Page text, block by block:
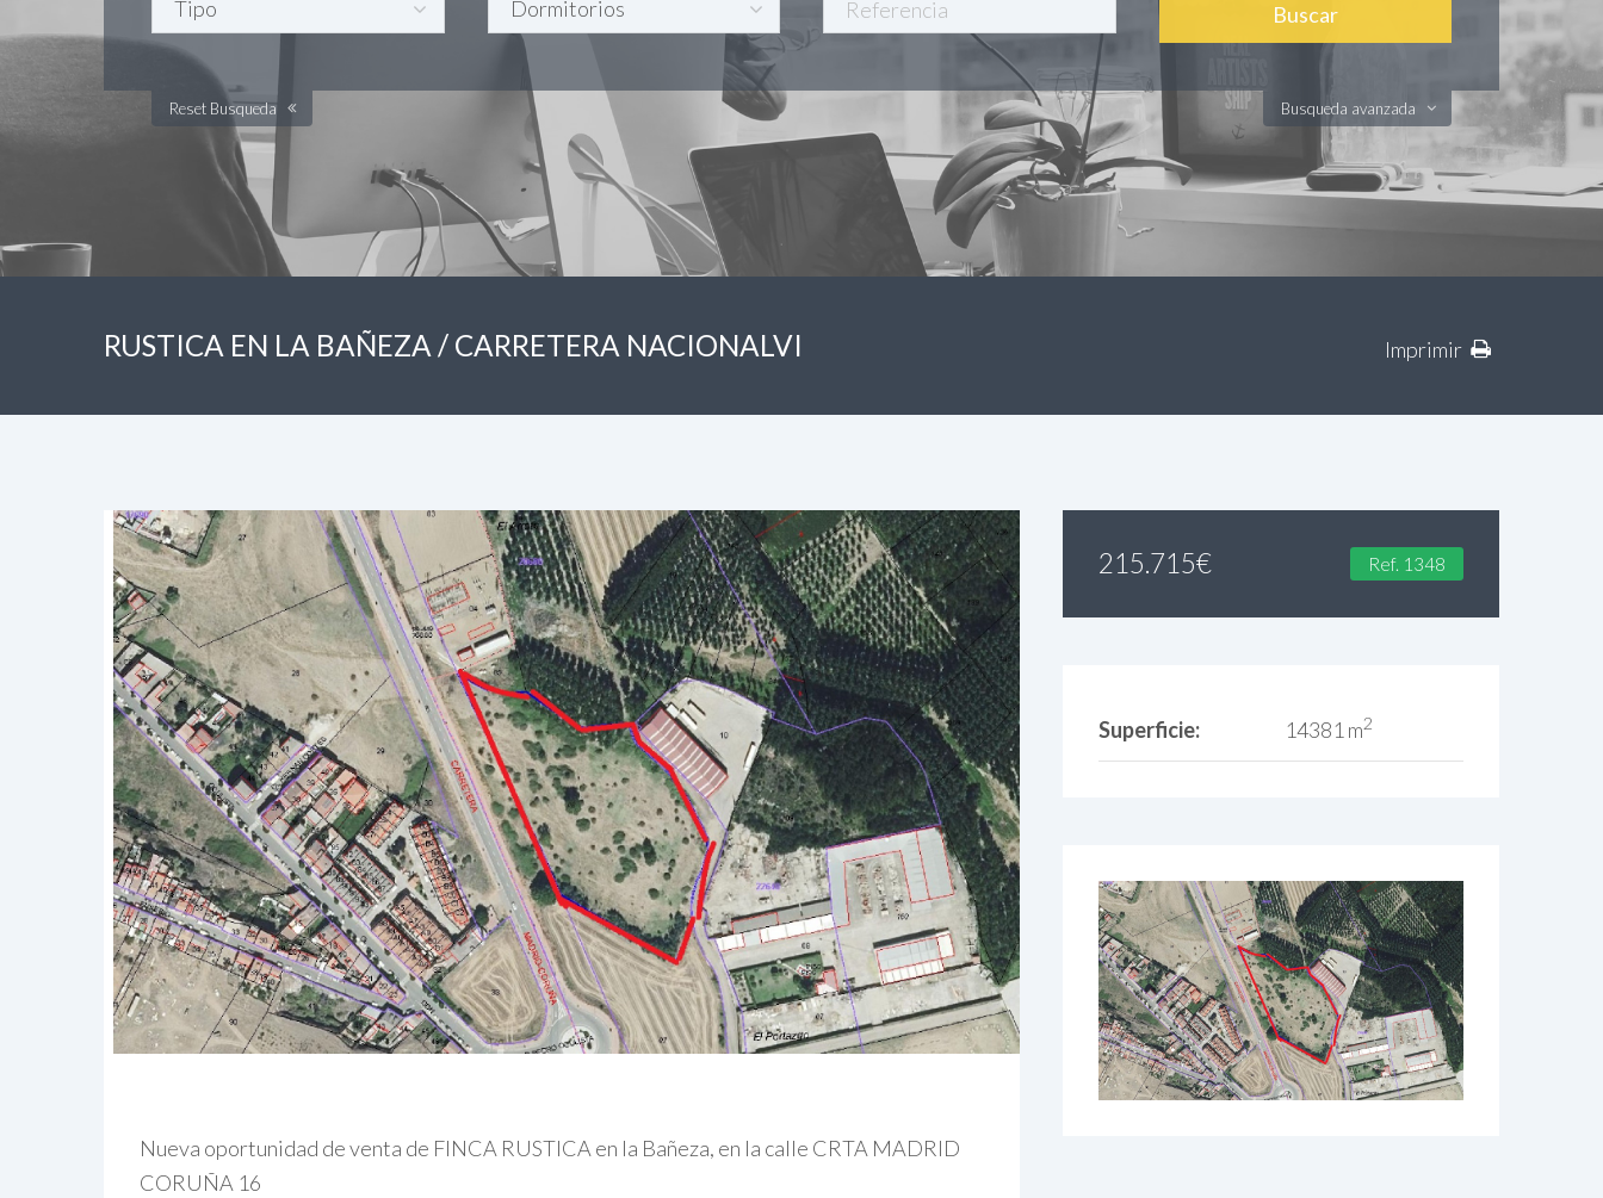
Busqueda avanzada
Reset Busqueda
RUSTICA EN LA BAÑEZA / CARRETERA NACIONALVI Imprimir
Nueva oportunidad de venta de FINCA RUSTICA en la Bañeza, en la calle CRTA MADRID
CORUÑA 16
215.715€ Ref. 1348
Superficie: 14381 m2